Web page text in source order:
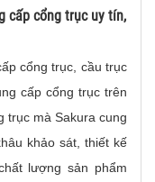
cấp cổng trục uy tín,
cổng trục, cầu trục
cấp cổng trục trên
trục mà Sakura cung
khảo sát, thiết kế
lượng sản phẩm